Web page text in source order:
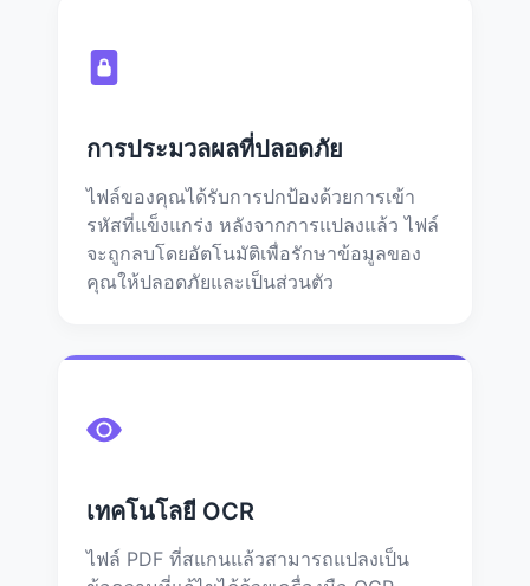
การประมวลผลที่ปลอดภัย
ไฟล์ของคุณได้รับการปกป้องด้วยการเข้า
รหัสที่แข็งแกร่ง หลังจากการแปลงแล้ว ไฟล์
จะถูกลบโดยอัตโนมัติเพื่อรักษาข้อมูลของ
คุณให้ปลอดภัยและเป็นส่วนตัว
เทคโนโลยี OCR
ไฟล์ PDF ที่สแกนแล้วสามารถแปลงเป็น